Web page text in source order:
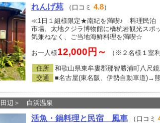
れんげ苑 （口コミ 4.8）
≪1日１組様限定★南紀を満喫♪ 料理民泊
市場、太地クジラ博物館に橋杭岩観光ス
気兼ねなく、ご当地海鮮料理を満喫☆
お一人様12,000円～ （※２名様１室利
住所
和歌山県東牟婁郡那智勝浦町八尺
交通
■名古屋(東名阪、伊勢自動車道)→
辺＞ 白浜温泉
活魚・鍋料理と民宿 風車 （口コミ